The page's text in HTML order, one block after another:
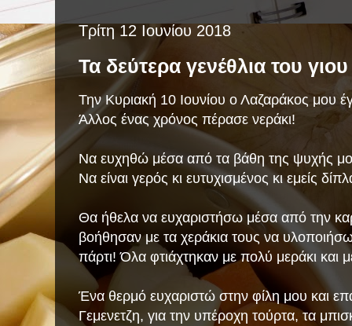
Τρίτη 12 Ιουνίου 2018
Τα δεύτερα γενέθλια του
Την Κυριακή 10 Ιουνίου ο Λαζαράκος μου
Άλλος ένας χρόνος πέρασε νεράκι!
Να ευχηθώ μέσα από τα βάθη της ψυχής
Να είναι γερός κι ευτυχισμένος κι εμείς
Θα ήθελα να ευχαριστήσω μέσα από την
βοήθησαν με τα χεράκια τους να υλοποιήσω
πάρτι! Όλα φτιάχτηκαν με πολύ μεράκι
Ένα θερμό ευχαριστώ στην φίλη μου και
Γεμενετζη, για την υπέροχη τούρτα, τα